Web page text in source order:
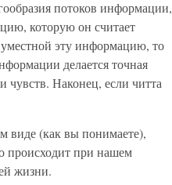
потоков информации,
которую он считает
эту информацию, то
делается точная
чувств. Наконец, если читта
виде (как вы понимаете),
происходит при нашем
жизни.